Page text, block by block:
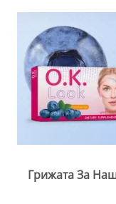
Грижата За